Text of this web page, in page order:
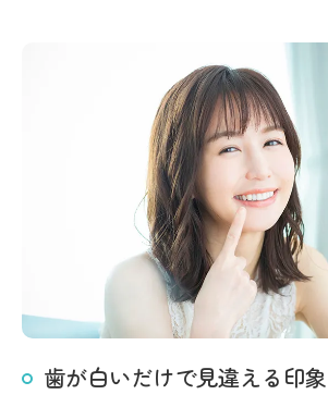
歯が白いだけで見違える印